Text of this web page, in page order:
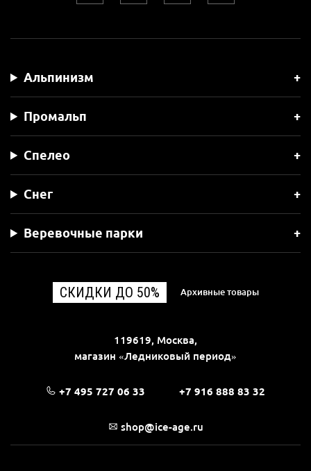
Альпинизм
Промальп
Спелео
Снег
Веревочные парки
СКИДКИ ДО 50% Архивные товары
119619, Москва,
магазин «Ледниковый период»
+7 495 727 06 33 +7 916 888 83 32
shop@ice-age.ru